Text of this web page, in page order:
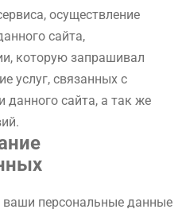
осуществление
сайта,
которую запрашивал
услуг, связанных с
данного сайта, а так же
персональные данные